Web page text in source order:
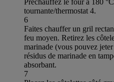
tournante/thermostat 4.
6
Faites chauffer un gril
feu moyen. Retirez les
marinade (vous pouvez
résidus de marinade en
absorbant.
7